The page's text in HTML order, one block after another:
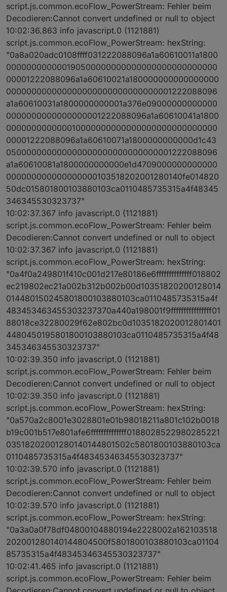
script.js.common.ecoFlow_PowerStream: Fehler beim
Decodieren:Cannot convert undefined or null to object
10:02:36.863 info javascript.0 (1121881)
script.js.common.ecoFlow_PowerStream: hexString:
"0a8a020adc0108ffff031222088096a1a60610011a1800
000000000000190500000000000000000000000000
00001222088096a1a60610021a180000000000000000
000000000000000000000000000000001222088096
a1a60610031a1800000000001a376e09000000000000
0000000000000000001222088096a1a60610041a1800
000000000000010000000000000000000000000000
00001222088096a1a60610071a1800000000000d1c43
050000000000000000000000000000001222088096
a1a60610081a1800000000000e1d4709000000000000
000000000000000000103518202001280140fe014820
50dc015801800103880103ca0110485735315a4f48345
346345530323737"
10:02:37.367 info javascript.0 (1121881)
script.js.common.ecoFlow_PowerStream: Fehler beim
Decodieren:Cannot convert undefined or null to object
10:02:37.367 info javascript.0 (1121881)
script.js.common.ecoFlow_PowerStream: hexString:
"0a4f0a249801f410c001d217e80186e6ffffffffffffff018802
ec219802ec21a002b312b002b00d10351820200128014
014480150245801800103880103ca0110485735315a4f
483453463455303237370a440a198001f9ffffffffffffffff01
88018ce32280029f62e802bc0d1035182020012801401
4480450195801800103880103ca0110485735315a4f48
345346345530323737"
10:02:39.350 info javascript.0 (1121881)
script.js.common.ecoFlow_PowerStream: Fehler beim
Decodieren:Cannot convert undefined or null to object
10:02:39.350 info javascript.0 (1121881)
script.js.common.ecoFlow_PowerStream: hexString:
"0a570a2c8001e3028801e01b98018211a801c102b0018
b19c001b517e801afe6ffffffffffffff0188028522980285221
03518202001280140144801502c5801800103880103ca
0110485735315a4f48345346345530323737"
10:02:39.570 info javascript.0 (1121881)
script.js.common.ecoFlow_PowerStream: Fehler beim
Decodieren:Cannot convert undefined or null to object
10:02:39.570 info javascript.0 (1121881)
script.js.common.ecoFlow_PowerStream: hexString:
"0a3a0a0f78df04800104880194e2228002a162103518
202001280140144804500f5801800103880103ca01104
85735315a4f48345346345530323737"
10:02:41.465 info javascript.0 (1121881)
script.js.common.ecoFlow_PowerStream: Fehler beim